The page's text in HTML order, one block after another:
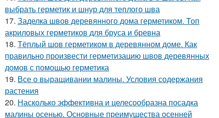
выбрать герметик и шнур для теплого шва
17. Заделка швов деревянного дома герметиком. Топ
акриловых герметиков для бруса и бревна
18. Тёплый шов герметиком в деревянном доме. Как
правильно произвести герметизацию швов деревянных
домов с помощью герметика
19. Все о выращивании малины. Условия содержания
растения
20. Насколько эффективна и целесообразна посадка
малины осенью. Основные преимущества осенней